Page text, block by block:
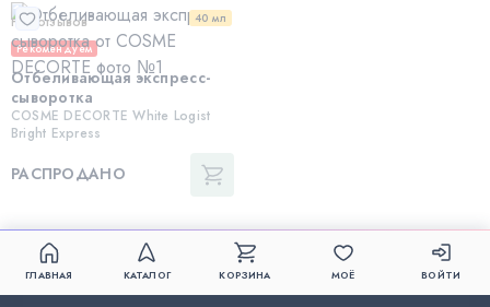
40 мл
Нет отзывов
Рекомендуем
Отбеливающая экспресс-
сыворотка
COSME DECORTE White Logist
Bright Express
РАСПРОДАНО
ГЛАВНАЯ КАТАЛОГ КОРЗИНА МОЁ ВОЙТИ